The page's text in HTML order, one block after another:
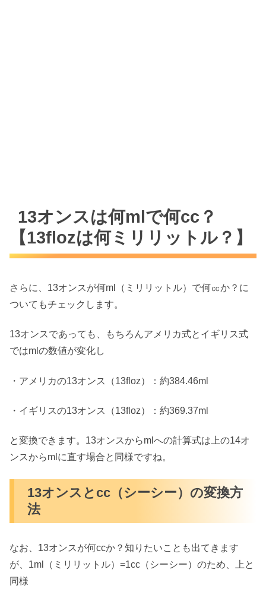
13オンスは何mlで何cc？
【13flozは何ミリリットル？】
さらに、13オンスが何ml（ミリリットル）で何㏄か？に
ついてもチェックします。
13オンスであっても、もちろんアメリカ式とイギリス式
ではmlの数値が変化し
・アメリカの13オンス（13floz）：約384.46ml
・イギリスの13オンス（13floz）：約369.37ml
と変換できます。13オンスからmlへの計算式は上の14オ
ンスからmlに直す場合と同様ですね。
13オンスとcc（シーシー）の変換方
法
なお、13オンスが何ccか？知りたいことも出てきます
が、1ml（ミリリットル）=1cc（シーシー）のため、上と
同様